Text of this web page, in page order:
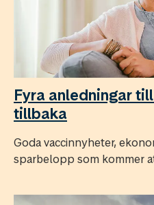
Fyra anledningar
tillbaka
Goda vaccinnyheter,
sparbelopp som kommer